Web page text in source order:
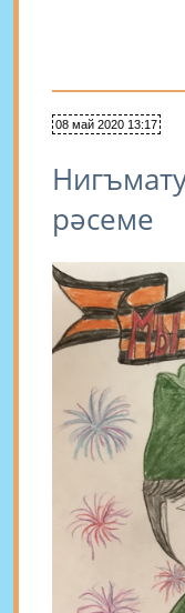
08 май 2020 13:17
рәсеме